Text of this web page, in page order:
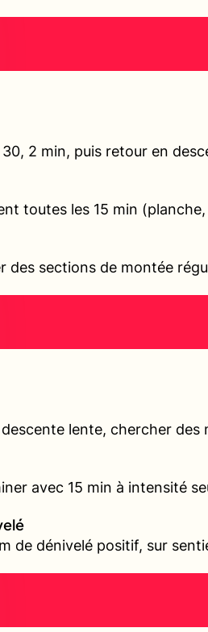
2 min, puis retour en
toutes les 15 min
des sections de montée
lente, chercher
avec 15 min à intensité
de dénivelé positif, sur